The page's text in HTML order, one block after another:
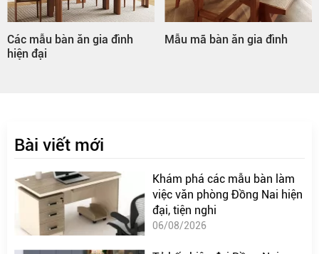
Mẫu mã bàn ăn gia đình Bàn ăn gia đình hình tròn
Bài viết mới
Khám phá các mẫu bàn làm
việc văn phòng Đồng Nai hiện
đại, tiện nghi
06/08/2026